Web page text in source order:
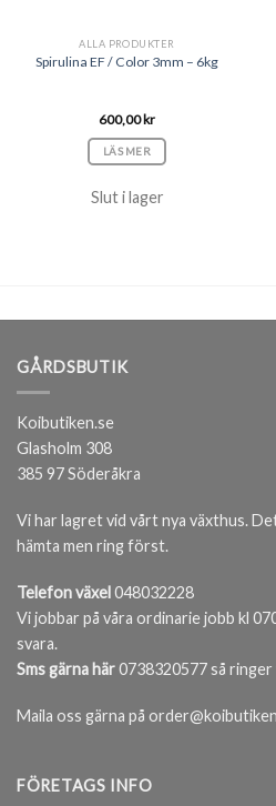
ALLA PRODUKTER
Spirulina EF / Color 3mm – 6kg
600,00kr
LÄS MER
Slut i lager
GÅRDSBUTIK
Koibutiken.se
Glasholm 308
385 97 Söderåkra
Vi har lagret vid vårt nya växthus.
hämta men ring först.
Telefon växel048032228
Vi jobbar på våra ordinarie jobb kl
svara.
Sms gärna här0738320577 så ringer
Maila oss gärna på
FÖRETAGS INFO